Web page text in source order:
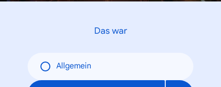
Das war
Allgemein